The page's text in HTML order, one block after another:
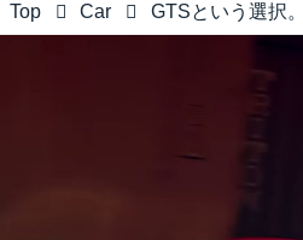
Top Car GTSという選択。